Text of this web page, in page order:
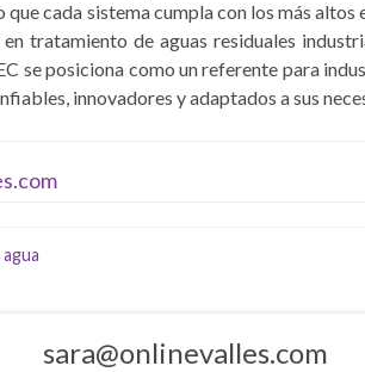
que cada sistema cumpla con los más
tratamiento de aguas residuales
se posiciona como un referente para
innovadores y adaptados a sus
sara@onlinevalles.com